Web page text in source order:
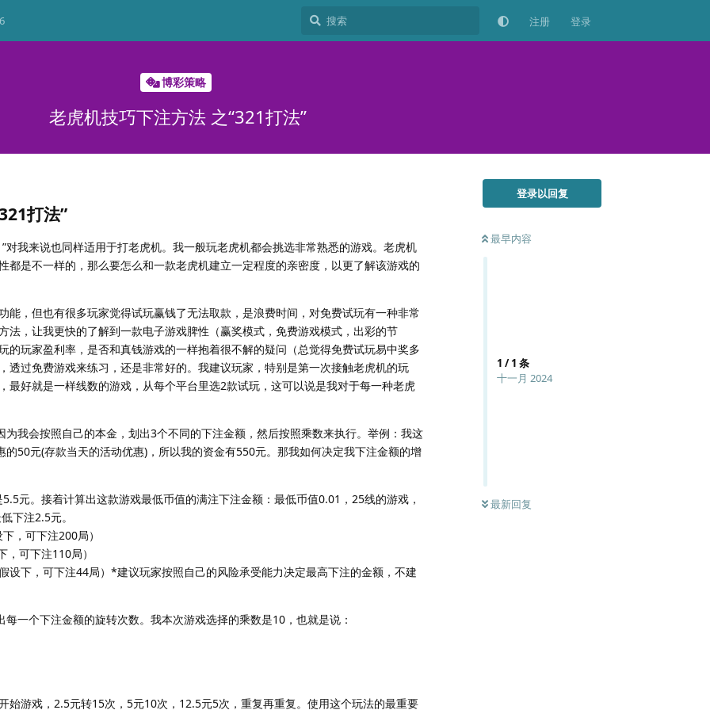
注册 登录
博彩策略
老虎机技巧下注方法 之“321打法”
登录以回复
最早内容
1 /1 条
十一月 2024
最新回复
打法”
对我来说也同样适用于打老虎机。我一般玩老虎机都会挑选非常熟悉的游戏。老虎机
都是不一样的，那么要怎么和一款老虎机建立一定程度的亲密度，以更了解该游戏的
能，但也有很多玩家觉得试玩赢钱了无法取款，是浪费时间，对免费试玩有一种非常
法，让我更快的了解到一款电子游戏脾性（赢奖模式，免费游戏模式，出彩的节
的玩家盈利率，是否和真钱游戏的一样抱着很不解的疑问（总觉得免费试玩易中奖多
透过免费游戏来练习，还是非常好的。我建议玩家，特别是第一次接触老虎机的玩
最好就是一样线数的游戏，从每个平台里选2款试玩，这可以说是我对于每一种老虎
我会按照自己的本金，划出3个不同的下注金额，然后按照乘数来执行。举例：我这
50元(存款当天的活动优惠)，所以我的资金有550元。那我如何决定我下注金额的增
元。接着计算出这款游戏最低币值的满注下注金额：最低币值0.01，25线的游戏，
下注2.5元。
，可下注200局）
可下注110局）
设下，可下注44局）*建议玩家按照自己的风险承受能力决定最高下注的金额，不建
一个下注金额的旋转次数。我本次游戏选择的乘数是10，也就是说：
始游戏，2.5元转15次，5元10次，12.5元5次，重复再重复。使用这个玩法的最重要